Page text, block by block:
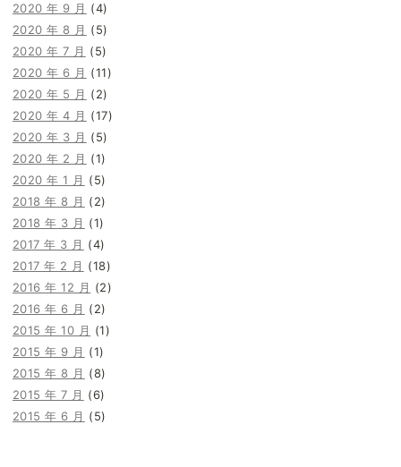
2020 年 9 月 (4)
2020 年 8 月 (5)
2020 年 7 月 (5)
2020 年 6 月 (11)
2020 年 5 月 (2)
2020 年 4 月 (17)
2020 年 3 月 (5)
2020 年 2 月 (1)
2020 年 1 月 (5)
2018 年 8 月 (2)
2018 年 3 月 (1)
2017 年 3 月 (4)
2017 年 2 月 (18)
2016 年 12 月 (2)
2016 年 6 月 (2)
2015 年 10 月 (1)
2015 年 9 月 (1)
2015 年 8 月 (8)
2015 年 7 月 (6)
2015 年 6 月 (5)